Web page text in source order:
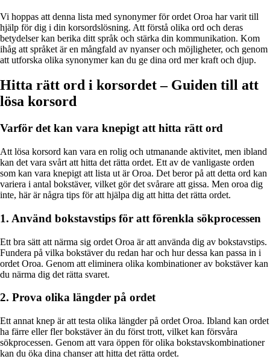
Vi hoppas att denna lista med synonymer för ordet Oroa har varit till
hjälp för dig i din korsordslösning. Att förstå olika ord och deras
betydelser kan berika ditt språk och stärka din kommunikation. Kom
ihåg att språket är en mångfald av nyanser och möjligheter, och genom
att utforska olika synonymer kan du ge dina ord mer kraft och djup.
Hitta rätt ord i korsordet – Guiden till att
lösa korsord
Varför det kan vara knepigt att hitta rätt ord
Att lösa korsord kan vara en rolig och utmanande aktivitet, men ibland
kan det vara svårt att hitta det rätta ordet. Ett av de vanligaste orden
som kan vara knepigt att lista ut är Oroa. Det beror på att detta ord kan
variera i antal bokstäver, vilket gör det svårare att gissa. Men oroa dig
inte, här är några tips för att hjälpa dig att hitta det rätta ordet.
1. Använd bokstavstips för att förenkla sökprocessen
Ett bra sätt att närma sig ordet Oroa är att använda dig av bokstavstips.
Fundera på vilka bokstäver du redan har och hur dessa kan passa in i
ordet Oroa. Genom att eliminera olika kombinationer av bokstäver kan
du närma dig det rätta svaret.
2. Prova olika längder på ordet
Ett annat knep är att testa olika längder på ordet Oroa. Ibland kan ordet
ha färre eller fler bokstäver än du först trott, vilket kan försvåra
sökprocessen. Genom att vara öppen för olika bokstavskombinationer
kan du öka dina chanser att hitta det rätta ordet.